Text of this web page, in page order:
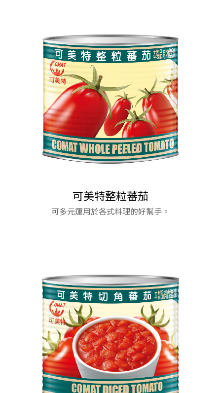
歐美特蕃茄醬
歐美特蕃茄醬
可美特整粒蕃茄
可多元運用於各式料理的好幫手。